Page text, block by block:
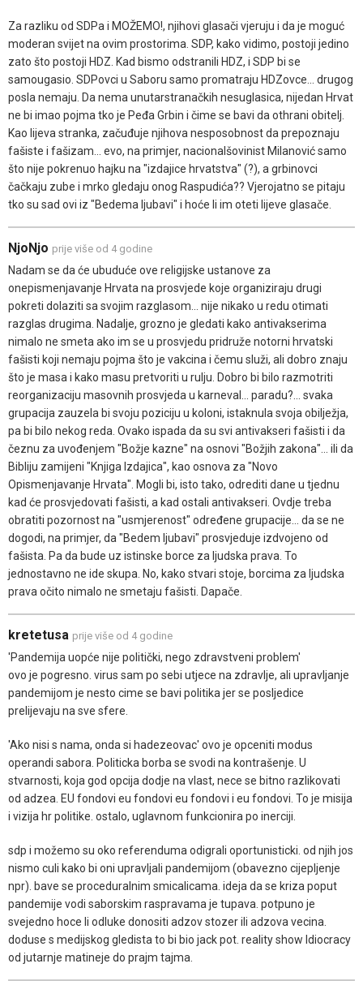
Za razliku od SDPa i MOŽEMO!, njihovi glasači vjeruju i da je moguć
moderan svijet na ovim prostorima. SDP, kako vidimo, postoji jedino
zato što postoji HDZ. Kad bismo odstranili HDZ, i SDP bi se
samougasio. SDPovci u Saboru samo promatraju HDZovce... drugog
posla nemaju. Da nema unutarstranačkih nesuglasica, nijedan Hrvat
ne bi imao pojma tko je Peđa Grbin i čime se bavi da othrani obitelj.
Kao lijeva stranka, začuđuje njihova nesposobnost da prepoznaju
fašiste i fašizam... evo, na primjer, nacionalšovinist Milanović samo
što nije pokrenuo hajku na "izdajice hrvatstva" (?), a grbinovci
čačkaju zube i mrko gledaju onog Raspudića?? Vjerojatno se pitaju
tko su sad ovi iz "Bedema ljubavi" i hoće li im oteti lijeve glasače.
NjoNjo prije više od 4 godine
Nadam se da će ubuduće ove religijske ustanove za
onepismenjavanje Hrvata na prosvjede koje organiziraju drugi
pokreti dolaziti sa svojim razglasom... nije nikako u redu otimati
razglas drugima. Nadalje, grozno je gledati kako antivakserima
nimalo ne smeta ako im se u prosvjedu pridruže notorni hrvatski
fašisti koji nemaju pojma što je vakcina i čemu služi, ali dobro znaju
što je masa i kako masu pretvoriti u rulju. Dobro bi bilo razmotriti
reorganizaciju masovnih prosvjeda u karneval... paradu?... svaka
grupacija zauzela bi svoju poziciju u koloni, istaknula svoja obilježja,
pa bi bilo nekog reda. Ovako ispada da su svi antivakseri fašisti i da
čeznu za uvođenjem "Božje kazne" na osnovi "Božjih zakona"... ili da
Bibliju zamijeni "Knjiga Izdajica", kao osnova za "Novo
Opismenjavanje Hrvata". Mogli bi, isto tako, odrediti dane u tjednu
kad će prosvjedovati fašisti, a kad ostali antivakseri. Ovdje treba
obratiti pozornost na "usmjerenost" određene grupacije... da se ne
dogodi, na primjer, da "Bedem ljubavi" prosvjeduje izdvojeno od
fašista. Pa da bude uz istinske borce za ljudska prava. To
jednostavno ne ide skupa. No, kako stvari stoje, borcima za ljudska
prava očito nimalo ne smetaju fašisti. Dapače.
kretetusa prije više od 4 godine
'Pandemija uopće nije politički, nego zdravstveni problem'
ovo je pogresno. virus sam po sebi utjece na zdravlje, ali upravljanje
pandemijom je nesto cime se bavi politika jer se posljedice
prelijevaju na sve sfere.
'Ako nisi s nama, onda si hadezeovac' ovo je opceniti modus
operandi sabora. Politicka borba se svodi na kontrašenje. U
stvarnosti, koja god opcija dodje na vlast, nece se bitno razlikovati
od adzea. EU fondovi eu fondovi eu fondovi i eu fondovi. To je misija
i vizija hr politike. ostalo, uglavnom funkcionira po inerciji.
sdp i možemo su oko referenduma odigrali oportunisticki. od njih jos
nismo culi kako bi oni upravljali pandemijom (obavezno cijepljenje
npr). bave se proceduralnim smicalicama. ideja da se kriza poput
pandemije vodi saborskim raspravama je tupava. potpuno je
svejedno hoce li odluke donositi adzov stozer ili adzova vecina.
doduse s medijskog gledista to bi bio jack pot. reality show Idiocracy
od jutarnje matineje do prajm tajma.